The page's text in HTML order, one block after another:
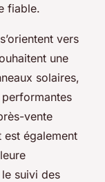
fiable.
vers
une
solaires,
vente
également
suivi des